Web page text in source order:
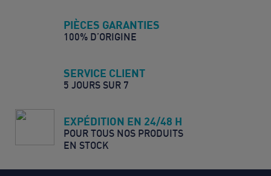
PIÈCES GARANTIES
100% D’ORIGINE
SERVICE CLIENT
5 JOURS SUR 7
EXPÉDITION EN 24/48 H
POUR TOUS NOS PRODUITS
EN STOCK